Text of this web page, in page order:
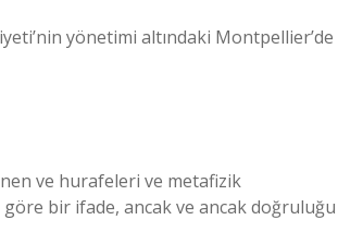
yönetimi altındaki Montpellier’de
ve hurafeleri ve metafizik
bir ifade, ancak ve ancak doğruluğu